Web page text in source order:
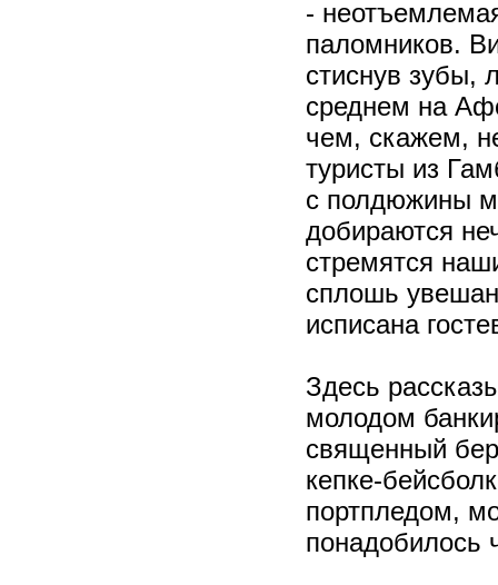
-
паломников.
стиснув зубы,
среднем на
чем, скажем,
туристы из
с полдюжины
добираются
стремятся
сплошь
исписана
Здесь
молодом
священный
кепке-
портпледом,
понадобилось